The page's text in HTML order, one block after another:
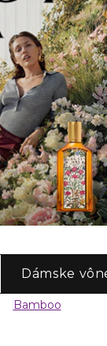
Dámske
Bamboo